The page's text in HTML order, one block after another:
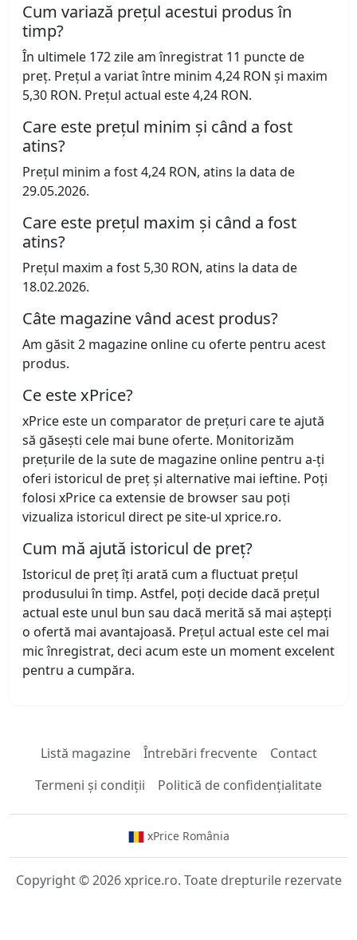
Cum variază prețul acestui produs în
timp?
În ultimele 172 zile am înregistrat 11 puncte de
preț. Prețul a variat între minim 4,24 RON și maxim
5,30 RON. Prețul actual este 4,24 RON.
Care este prețul minim și când a fost
atins?
Prețul minim a fost 4,24 RON, atins la data de
29.05.2026.
Care este prețul maxim și când a fost
atins?
Prețul maxim a fost 5,30 RON, atins la data de
18.02.2026.
Câte magazine vând acest produs?
Am găsit 2 magazine online cu oferte pentru acest
produs.
Ce este xPrice?
xPrice este un comparator de prețuri care te ajută
să găsești cele mai bune oferte. Monitorizăm
prețurile de la sute de magazine online pentru a-ți
oferi istoricul de preț și alternative mai ieftine. Poți
folosi xPrice ca extensie de browser sau poți
vizualiza istoricul direct pe site-ul xprice.ro.
Cum mă ajută istoricul de preț?
Istoricul de preț îți arată cum a fluctuat prețul
produsului în timp. Astfel, poți decide dacă prețul
actual este unul bun sau dacă merită să mai aștepți
o ofertă mai avantajoasă. Prețul actual este cel mai
mic înregistrat, deci acum este un moment excelent
pentru a cumpăra.
Listă magazine Întrebări frecvente
Contact
Termeni și condiții
Politică de confidențialitate
xPrice România
Copyright © 2026 xprice.ro. Toate drepturile rezervate